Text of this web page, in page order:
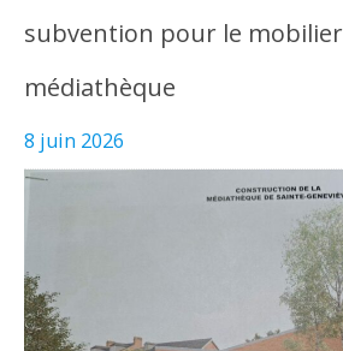
subvention pour le
médiathèque
8 juin 2026